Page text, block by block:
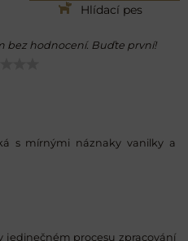
Hlídací pes
bez hodnocení. Buďte první!
s mírnými náznaky vanilky a
jedinečném procesu zpracování